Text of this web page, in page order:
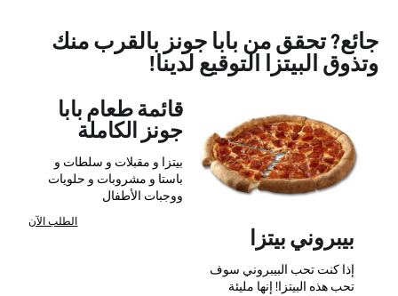
جائع? تحقق من بابا جونز بالقرب منك
وتذوق البيتزا التوقيع لدينا!
قائمة طعام بابا
جونز الكاملة
بيتزا و مقبلات و سلطات و
باستا و مشروبات و حلويات
ووجبات الأطفال
الطلب الآن
بيبروني بيتزا
إذا كنت تحب البيبروني سوف
تحب هذه البيتزا! إنها مليئة